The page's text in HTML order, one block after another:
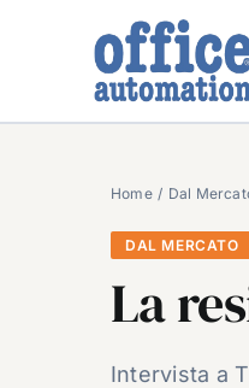
Home Dal
DAL MERCATO
La
Intervista a